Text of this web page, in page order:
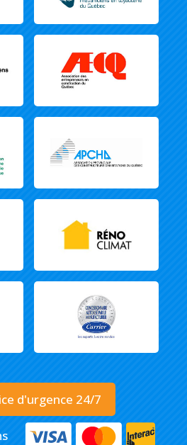
d'urgence 24/7